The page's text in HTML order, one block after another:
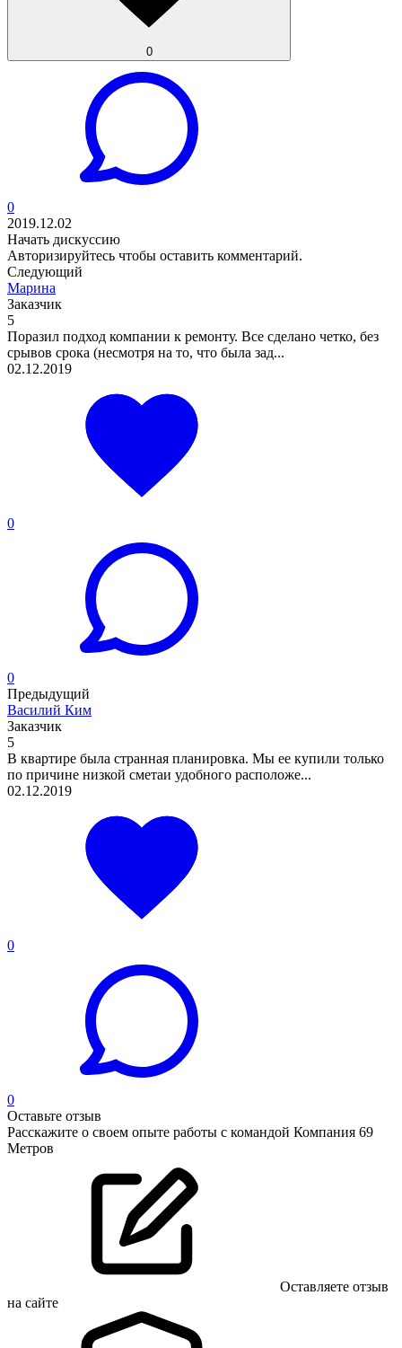
0
0
2019.12.02
Начать дискуссию
Авторизируйтесь чтобы оставить комментарий.
Следующий
Марина
Заказчик
5
Поразил подход компании к ремонту. Все сделано четко, без
срывов срока (несмотря на то, что была зад...
02.12.2019
0
0
Предыдущий
Василий Ким
Заказчик
5
В квартире была странная планировка. Мы ее купили только
по причине низкой сметаи удобного расположе...
02.12.2019
0
0
Оставьте отзыв
Расскажите о своем опыте работы с командой Компания 69
Метров
Оставляете отзыв
на сайте